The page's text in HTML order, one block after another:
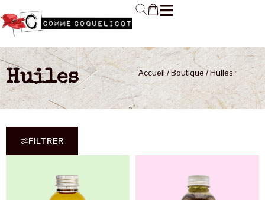
Huiles Accueil /Boutique/ Huiles
FILTRER